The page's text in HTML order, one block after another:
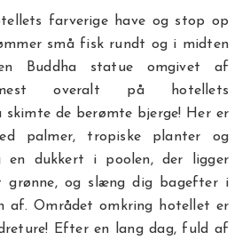
farverige have og stop op
små fisk rundt og i midten
Buddha statue omgivet af
overalt på hotellets
skimte de berømte bjerge! Her er
palmer, tropiske planter og
en dukkert i poolen, der ligger
og slæng dig bagefter i
af. Området omkring hotellet er
Efter en lang dag, fuld af